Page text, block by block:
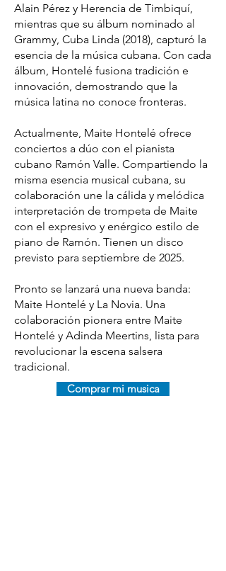
Alain Pérez y Herencia de Timbiquí,
mientras que su álbum nominado al
Grammy, Cuba Linda (2018), capturó la
esencia de la música cubana. Con cada
álbum, Hontelé fusiona tradición e
innovación, demostrando que la
música latina no conoce fronteras.
Actualmente, Maite Hontelé ofrece
conciertos a dúo con el pianista
cubano Ramón Valle. Compartiendo la
misma esencia musical cubana, su
colaboración une la cálida y melódica
interpretación de trompeta de Maite
con el expresivo y enérgico estilo de
piano de Ramón. Tienen un disco
previsto para septiembre de 2025.
Pronto se lanzará una nueva banda:
Maite Hontelé y La Novia. Una
colaboración pionera entre Maite
Hontelé y Adinda Meertins, lista para
revolucionar la escena salsera
tradicional.
Comprar mi musica